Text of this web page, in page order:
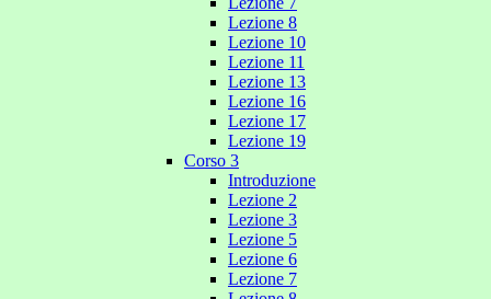
Lezione 8
Lezione 10
Lezione 11
Lezione 13
Lezione 16
Lezione 17
Lezione 19
Corso 3
Introduzione
Lezione 2
Lezione 3
Lezione 5
Lezione 6
Lezione 7